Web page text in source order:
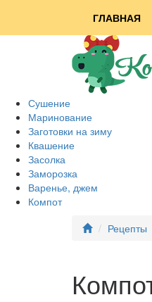
ГЛАВНАЯ
Сушение
Маринование
Заготовки на зиму
Квашение
Засолка
Заморозка
Варенье, джем
Компот
Рецепты